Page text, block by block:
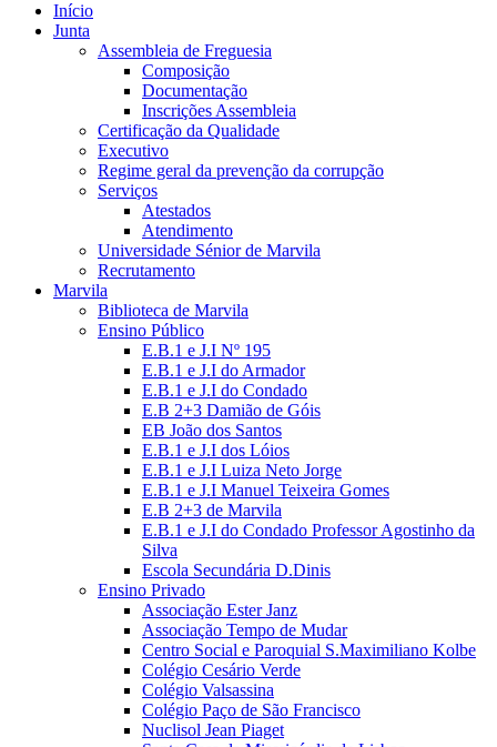
Início
Junta
Assembleia de Freguesia
Composição
Documentação
Inscrições Assembleia
Certificação da Qualidade
Executivo
Regime geral da prevenção da corrupção
Serviços
Atestados
Atendimento
Universidade Sénior de Marvila
Recrutamento
Marvila
Biblioteca de Marvila
Ensino Público
E.B.1 e J.I Nº 195
E.B.1 e J.I do Armador
E.B.1 e J.I do Condado
E.B 2+3 Damião de Góis
EB João dos Santos
E.B.1 e J.I dos Lóios
E.B.1 e J.I Luiza Neto Jorge
E.B.1 e J.I Manuel Teixeira Gomes
E.B 2+3 de Marvila
E.B.1 e J.I do Condado Professor Agostinho da
Silva
Escola Secundária D.Dinis
Ensino Privado
Associação Ester Janz
Associação Tempo de Mudar
Centro Social e Paroquial S.Maximiliano Kolbe
Colégio Cesário Verde
Colégio Valsassina
Colégio Paço de São Francisco
Nuclisol Jean Piaget